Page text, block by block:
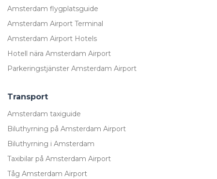
Amsterdam flygplatsguide
Amsterdam Airport Terminal
Amsterdam Airport Hotels
Hotell nära Amsterdam Airport
Parkeringstjänster Amsterdam Airport
Transport
Amsterdam taxiguide
Biluthyrning på Amsterdam Airport
Biluthyrning i Amsterdam
Taxibilar på Amsterdam Airport
Tåg Amsterdam Airport